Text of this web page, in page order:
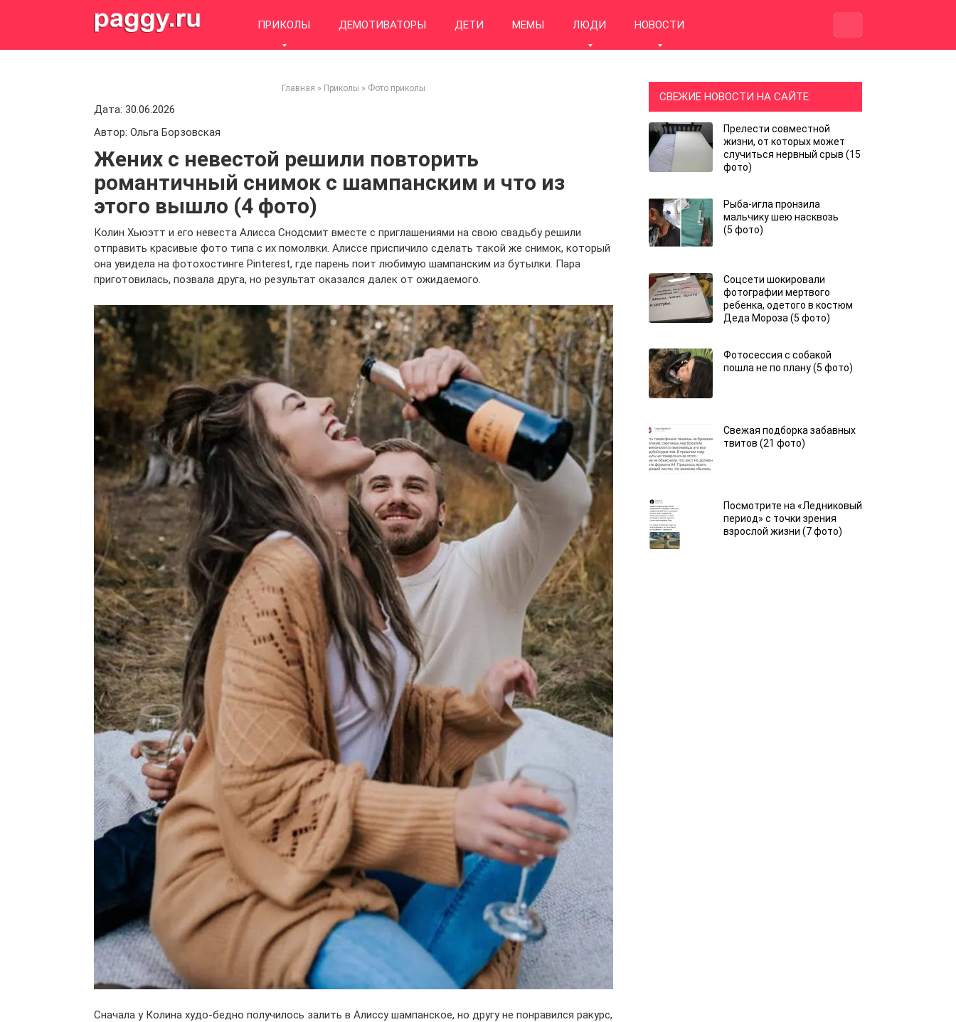
ПРИКОЛЫ ДЕМОТИВАТОРЫ ДЕТИ МЕМЫ ЛЮДИ НОВОСТИ
Главная » Приколы » Фото приколы
Дата: 30.06.2026
Автор: Ольга Борзовская
Жених с невестой решили повторить
романтичный снимок с шампанским и что из
этого вышло (4 фото)
Колин Хьюэтт и его невеста Алисса Снодсмит вместе с приглашениями на свою свадьбу решили
отправить красивые фото типа с их помолвки. Алиссе приспичило сделать такой же снимок, который
она увидела на фотохостинге Pinterest, где парень поит любимую шампанским из бутылки. Пара
приготовилась, позвала друга, но результат оказался далек от ожидаемого.
Сначала у Колина худо-бедно получилось залить в Алиссу шампанское, но другу не понравился ракурс,
СВЕЖИЕ НОВОСТИ НА САЙТЕ:
Прелести совместной
жизни, от которых может
случиться нервный срыв (15
фото)
Рыба-игла пронзила
мальчику шею насквозь
(5 фото)
Соцсети шокировали
фотографии мертвого
ребенка, одетого в костюм
Деда Мороза (5 фото)
Фотосессия с собакой
пошла не по плану (5 фото)
Свежая подборка забавных
твитов (21 фото)
Посмотрите на «Ледниковый
период» с точки зрения
взрослой жизни (7 фото)